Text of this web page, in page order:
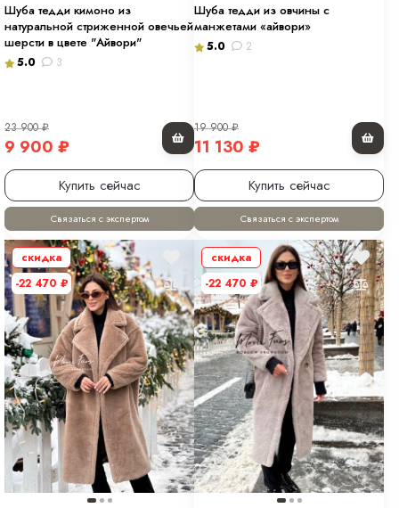
Шуба тедди кимоно из
натуральной стриженной овечьей
шерсти в цвете "Айвори"
5.0 3
23 900₽
9 900 ₽
Купить сейчас
Связаться с экспертом
Шуба тедди из овчины с
манжетами «айвори»
5.0 2
19 900₽
11 130 ₽
Купить сейчас
Связаться с экспертом
скидка
-22 470 ₽
скидка
-22 470 ₽